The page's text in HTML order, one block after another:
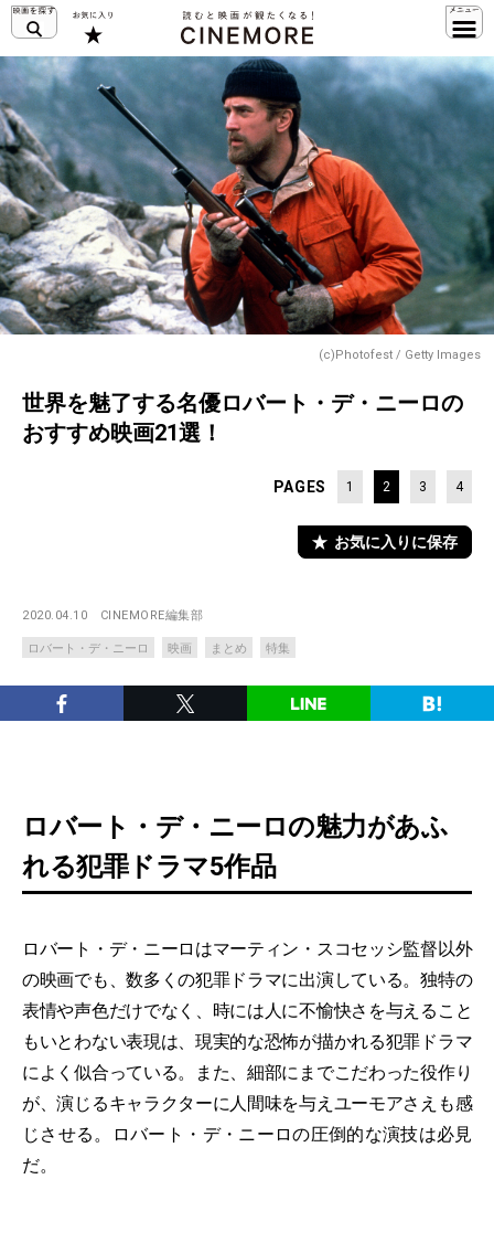
(c)Photofest / Getty Images
世界を魅了する名優ロバート・デ・ニーロの
おすすめ映画21選！
PAGES 1 2 3 4
お気に入りに保存
2020.04.10 CINEMORE編集部
ロバート・デ・ニーロ 映画 まとめ 特集
ロバート・デ・ニーロの魅力があふ
れる犯罪ドラマ5作品
ロバート・デ・ニーロはマーティン・スコセッシ監督以外
の映画でも、数多くの犯罪ドラマに出演している。独特の
表情や声色だけでなく、時には人に不愉快さを与えること
もいとわない表現は、現実的な恐怖が描かれる犯罪ドラマ
によく似合っている。また、細部にまでこだわった役作り
が、演じるキャラクターに人間味を与えユーモアさえも感
じさせる。ロバート・デ・ニーロの圧倒的な演技は必見
だ。